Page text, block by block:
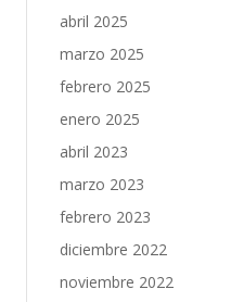
abril 2025
marzo 2025
febrero 2025
enero 2025
abril 2023
marzo 2023
febrero 2023
diciembre 2022
noviembre 2022